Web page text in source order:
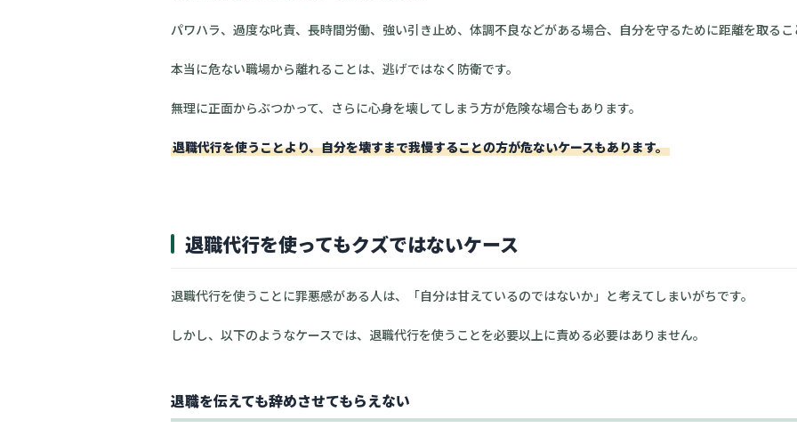
パワハラ、過度な叱責、長時間労働、強い引き止め、体調不良などがある場合、自分を守るために距離を取る
本当に危ない職場から離れることは、逃げではなく防衛です。
無理に正面からぶつかって、さらに心身を壊してしまう方が危険な場合もあります。
退職代行を使うことより、自分を壊すまで我慢することの方が危ないケースもあります。
退職代行を使ってもクズではないケース
退職代行を使うことに罪悪感がある人は、「自分は甘えているのではないか」と考えてしまいがちです。
しかし、以下のようなケースでは、退職代行を使うことを必要以上に責める必要はありません。
退職を伝えても辞めさせてもらえない